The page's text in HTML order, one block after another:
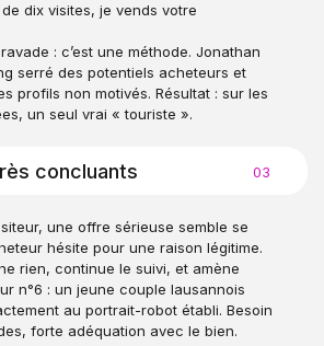
dix visites, je vends votre
: c’est une méthode. Jonathan
serré des potentiels acheteurs et
profils non motivés. Résultat : sur les
un seul vrai « touriste ».
concluants 03
une offre sérieuse semble se
hésite pour une raison légitime.
rien, continue le suivi, et amène
n°6 : un jeune couple lausannois
au portrait-robot établi. Besoin
forte adéquation avec le bien.